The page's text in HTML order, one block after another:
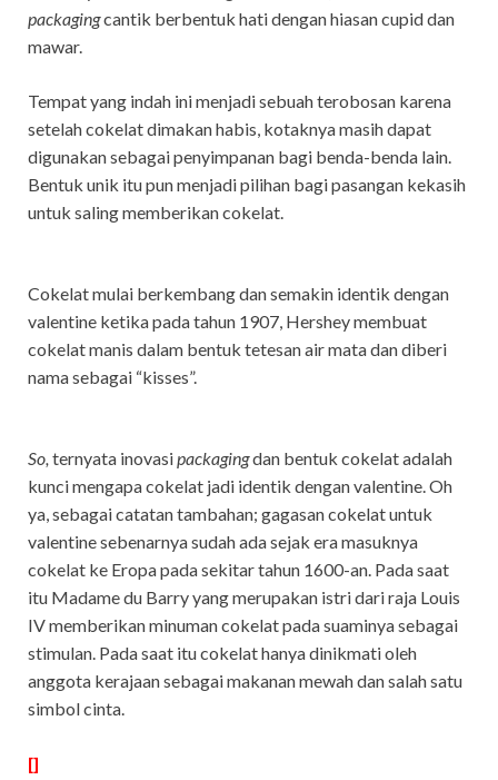
packagingcantik berbentuk hati dengan hiasan cupid dan
mawar.
Tempat yang indah ini menjadi sebuah terobosan karena
setelah cokelat dimakan habis, kotaknya masih dapat
digunakan sebagai penyimpanan bagi benda-benda lain.
Bentuk unik itu pun menjadi pilihan bagi pasangan kekasih
untuk saling memberikan cokelat.
Cokelat mulai berkembang dan semakin identik dengan
valentine ketika pada tahun 1907, Hershey membuat
cokelat manis dalam bentuk tetesan air mata dan diberi
nama sebagai “kisses”.
So, ternyata inovasipackagingdan bentuk cokelat adalah
kunci mengapa cokelat jadi identik dengan valentine. Oh
ya, sebagai catatan tambahan; gagasan cokelat untuk
valentine sebenarnya sudah ada sejak era masuknya
cokelat ke Eropa pada sekitar tahun 1600-an. Pada saat
itu Madame du Barry yang merupakan istri dari raja Louis
IV memberikan minuman cokelat pada suaminya sebagai
stimulan. Pada saat itu cokelat hanya dinikmati oleh
anggota kerajaan sebagai makanan mewah dan salah satu
simbol cinta.
[]